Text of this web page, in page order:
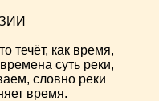
течёт, как время,
суть реки,
словно реки
время.